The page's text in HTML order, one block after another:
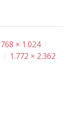
768 × 1.024 /
/ 1.772 × 2.362